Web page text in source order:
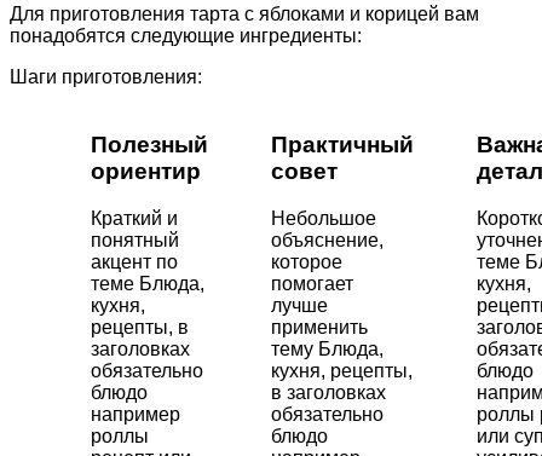
Для приготовления тарта с яблоками и корицей вам
понадобятся следующие ингредиенты:
Шаги приготовления:
Полезный
ориентир
Краткий и
понятный
акцент по
теме Блюда,
кухня,
рецепты, в
заголовках
обязательно
блюдо
например
роллы
Практичный
совет
Небольшое
объяснение,
которое
помогает
лучше
применить
тему Блюда,
кухня, рецепты,
в заголовках
обязательно
блюдо
теме
кухня,
блюдо
роллы
или